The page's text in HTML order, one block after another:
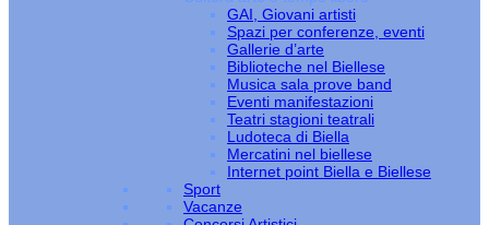
GAI, Giovani artisti
Spazi per conferenze, eventi
Gallerie d’arte
Biblioteche nel Biellese
Musica sala prove band
Eventi manifestazioni
Teatri stagioni teatrali
Ludoteca di Biella
Mercatini nel biellese
Internet point Biella e Biellese
Sport
Vacanze